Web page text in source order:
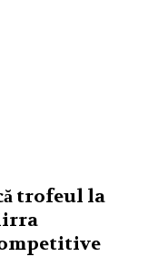
trofeul la